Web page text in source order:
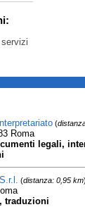
(
Roma
legali,
(distanza: 0,95 km)
traduzioni